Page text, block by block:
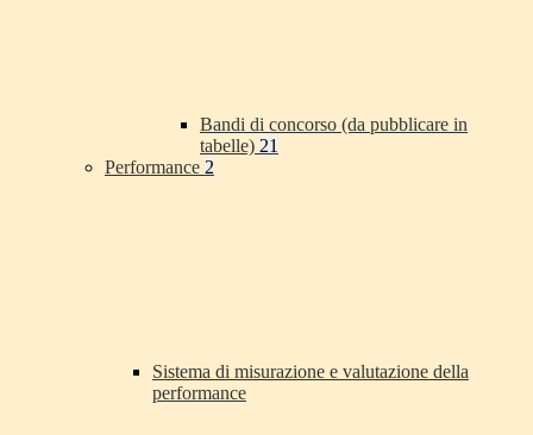
Bandi di concorso (da pubblicare in
tabelle) 21
Performance 2
Sistema di misurazione e valutazione della
performance